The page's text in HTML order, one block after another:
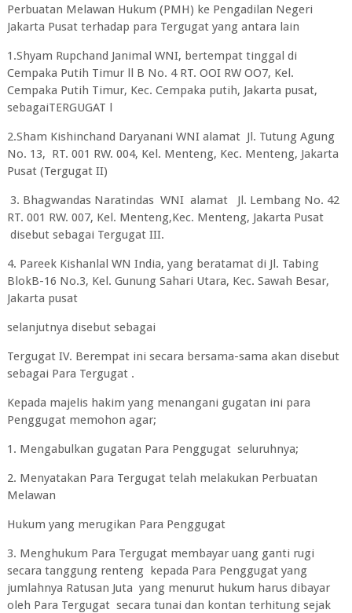
Perbuatan Melawan Hukum (PMH) ke Pengadilan Negeri
Jakarta Pusat terhadap para Tergugat yang antara lain
1.Shyam Rupchand Janimal WNI, bertempat tinggal di
Cempaka Putih Timur ll B No. 4 RT. OOI RW OO7, Kel.
Cempaka Putih Timur, Kec. Cempaka putih, Jakarta pusat,
sebagaiTERGUGAT l
2.Sham Kishinchand Daryanani WNI alamat Jl. Tutung Agung
No. 13, RT. 001 RW. 004, Kel. Menteng, Kec. Menteng, Jakarta
Pusat (Tergugat II)
3. Bhagwandas Naratindas WNI alamat Jl. Lembang No. 42
RT. 001 RW. 007, Kel. Menteng,Kec. Menteng, Jakarta Pusat
disebut sebagai Tergugat III.
4. Pareek Kishanlal WN India, yang beratamat di Jl. Tabing
BlokB-16 No.3, Kel. Gunung Sahari Utara, Kec. Sawah Besar,
Jakarta pusat
selanjutnya disebut sebagai
Tergugat IV. Berempat ini secara bersama-sama akan disebut
sebagai Para Tergugat .
Kepada majelis hakim yang menangani gugatan ini para
Penggugat memohon agar;
1. Mengabulkan gugatan Para Penggugat seluruhnya;
2. Menyatakan Para Tergugat telah melakukan Perbuatan
Melawan
Hukum yang merugikan Para Penggugat
3. Menghukum Para Tergugat membayar uang ganti rugi
secara tanggung renteng kepada Para Penggugat yang
jumlahnya Ratusan Juta yang menurut hukum harus dibayar
oleh Para Tergugat secara tunai dan kontan terhitung sejak